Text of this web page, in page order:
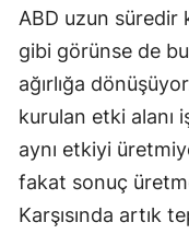
ABD uzun süredir
gibi görünse de
ağırlığa
kurulan etki alanı
aynı etkiyi
fakat sonuç
Karşısında artık